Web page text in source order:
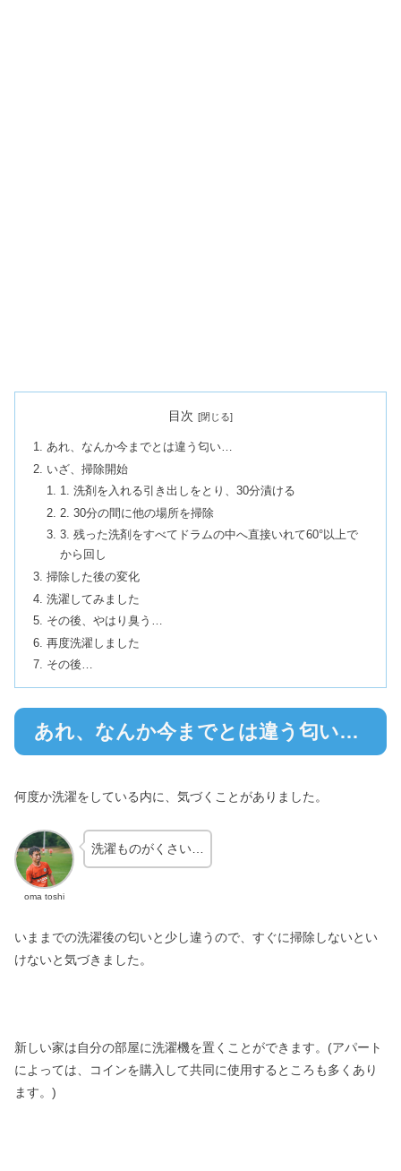
目次
あれ、なんか今までとは違う匂い…
いざ、掃除開始
1. 洗剤を入れる引き出しをとり、30分漬ける
2. 30分の間に他の場所を掃除
3. 残った洗剤をすべてドラムの中へ直接いれて60°以上で
から回し
掃除した後の変化
洗濯してみました
その後、やはり臭う…
再度洗濯しました
その後…
あれ、なんか今までとは違う匂い…
何度か洗濯をしている内に、気づくことがありました。
oma toshi
洗濯ものがくさい…
いままでの洗濯後の匂いと少し違うので、すぐに掃除しないとい
けないと気づきました。
新しい家は自分の部屋に洗濯機を置くことができます。(アパート
によっては、コインを購入して共同に使用するところも多くあり
ます。)